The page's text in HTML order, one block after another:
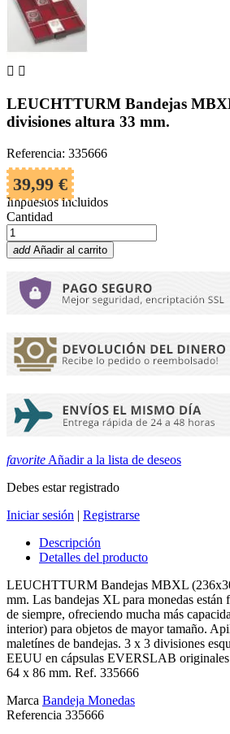
 
LEUCHTTURM Bandejas
divisiones altura 33 mm.
Referencia: 335666
39,99 €
Impuestos incluidos
Cantidad
add Añadir al carrito
favorite Añadir a la lista de deseos
Debes estar registrado
Iniciar sesión | Registrarse
Descripción
Detalles del producto
LEUCHTTURM Bandejas MBXL
mm. Las bandejas XL para monedas están
de siempre, ofreciendo mucha más
interior) para objetos de mayor tamaño.
maletínes de bandejas. 3 x 3 divisiones
EEUU en cápsulas EVERSLAB originales
64 x 86 mm. Ref. 335666
Marca Bandeja Monedas
Referencia 335666